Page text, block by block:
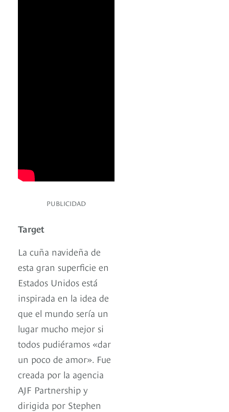
PUBLICIDAD
Target
La cuña navideña de
esta gran superficie en
Estados Unidos está
inspirada en la idea de
que el mundo sería un
lugar mucho mejor si
todos pudiéramos «dar
un poco de amor». Fue
creada por la agencia
AJF Partnership y
dirigida por Stephen